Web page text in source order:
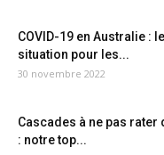
COVID-19 en Australie :
situation pour les...
30 novembre 2022
Cascades à ne pas rater
: notre top...